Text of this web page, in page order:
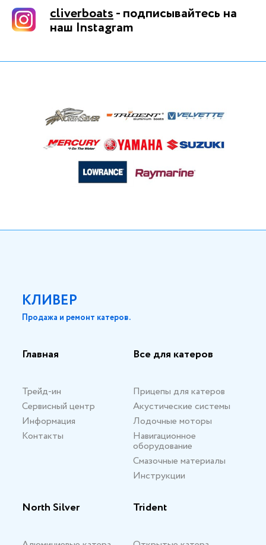
cliverboats- подписывайтесь на
наш Instagram
КЛИВЕР
Продажа и ремонт катеров.
Главная
Трейд-ин
Сервисный центр
Информация
Контакты
Все для катеров
Прицепы для катеров
Акустические системы
Лодочные моторы
Навигационное
оборудование
Смазочные материалы
Инструкции
North Silver Trident